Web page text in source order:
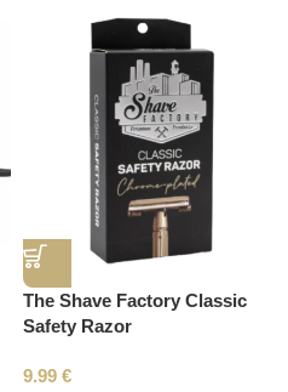
The Shave Factory Classic
Safety Razor
9.99 €